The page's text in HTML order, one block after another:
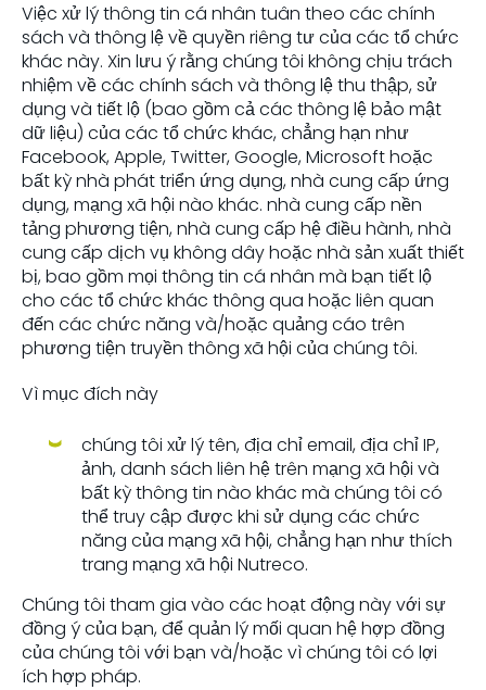
Việc xử lý thông tin cá nhân tuân theo các chính
sách và thông lệ về quyền riêng tư của các tổ chức
khác này. Xin lưu ý rằng chúng tôi không chịu trách
nhiệm về các chính sách và thông lệ thu thập, sử
dụng và tiết lộ (bao gồm cả các thông lệ bảo mật
dữ liệu) của các tổ chức khác, chẳng hạn như
Facebook, Apple, Twitter, Google, Microsoft hoặc
bất kỳ nhà phát triển ứng dụng, nhà cung cấp ứng
dụng, mạng xã hội nào khác. nhà cung cấp nền
tảng phương tiện, nhà cung cấp hệ điều hành, nhà
cung cấp dịch vụ không dây hoặc nhà sản xuất thiết
bị, bao gồm mọi thông tin cá nhân mà bạn tiết lộ
cho các tổ chức khác thông qua hoặc liên quan
đến các chức năng và/hoặc quảng cáo trên
phương tiện truyền thông xã hội của chúng tôi.
Vì mục đích này
chúng tôi xử lý tên, địa chỉ email, địa chỉ IP,
ảnh, danh sách liên hệ trên mạng xã hội và
bất kỳ thông tin nào khác mà chúng tôi có
thể truy cập được khi sử dụng các chức
năng của mạng xã hội, chẳng hạn như thích
trang mạng xã hội Nutreco.
Chúng tôi tham gia vào các hoạt động này với sự
đồng ý của bạn, để quản lý mối quan hệ hợp đồng
của chúng tôi với bạn và/hoặc vì chúng tôi có lợi
ích hợp pháp.